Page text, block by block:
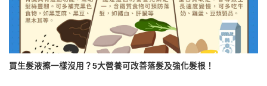
買生髮液擦一樣沒用？5大營養可改善落髮及強化髮根！